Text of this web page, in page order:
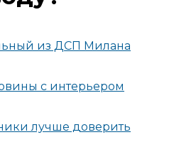
из ДСП Милана
с интерьером
лучше доверить